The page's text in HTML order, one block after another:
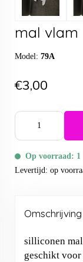
mal vlam
Model: 79A
€3,00
Op voorraad: 1
Levertijd: op
Omschrijving
silliconen
geschikt